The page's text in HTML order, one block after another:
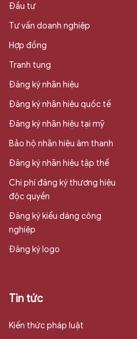
Đầu tư
Tư vấn doanh nghiệp
Hợp đồng
Tranh tụng
Đăng ký nhãn hiệu
Đăng ký nhãn hiệu quốc tế
Đăng ký nhãn hiệu tại mỹ
Bảo hộ nhãn hiệu âm thanh
Đăng ký nhãn hiệu tập thể
Chi phí đăng ký thương hiệu
độc quyền
Đăng ký kiểu dáng công
nghiệp
Đăng ký logo
Tin tức
Kiến thức pháp luật